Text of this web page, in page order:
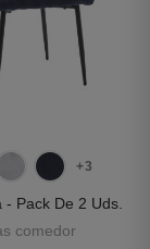
+3
- Pack De 2 Uds.
comedor